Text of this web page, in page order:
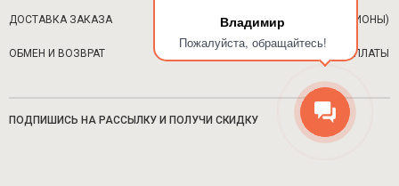
Владимир
Пожалуйста, обращайтесь!
ДОСТАВКА ЗАКАЗА ОПЛАТА (РЕГИОНЫ)
ОБМЕН И ВОЗВРАТ ВОЗВРАТ ОПЛАТЫ
ПОДПИШИСЬ НА РАССЫЛКУ И ПОЛУЧИ СКИДКУ